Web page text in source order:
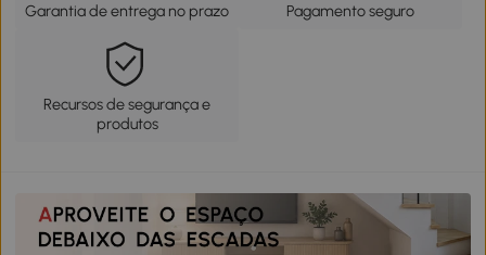
Garantia de entrega no prazo Pagamento seguro
Recursos de segurança e
produtos